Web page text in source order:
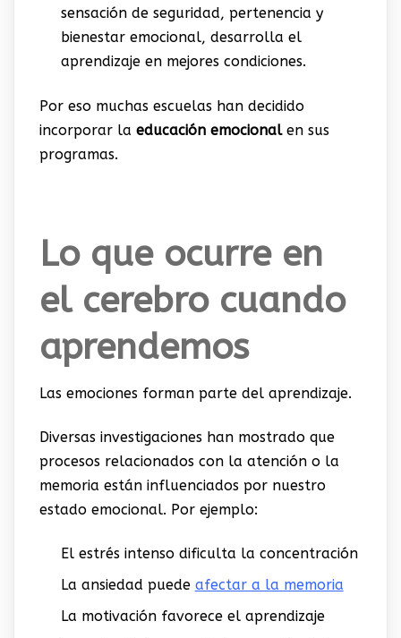
sensación de seguridad, pertenencia y
bienestar emocional, desarrolla el
aprendizaje en mejores condiciones.
Por eso muchas escuelas han decidido
incorporar la educación emocionalen sus
programas.
Lo que ocurre en
el cerebro cuando
aprendemos
Las emociones forman parte del aprendizaje.
Diversas investigaciones han mostrado que
procesos relacionados con la atención o la
memoria están influenciados por nuestro
estado emocional. Por ejemplo:
El estrés intenso dificulta la concentración
La ansiedad puede afectar a la memoria
La motivación favorece el aprendizaje